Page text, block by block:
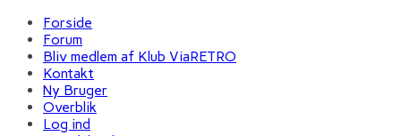
Forside
Forum
Bliv medlem af Klub ViaRETRO
Kontakt
Ny Bruger
Overblik
Log ind